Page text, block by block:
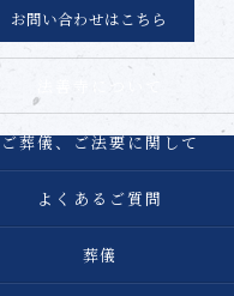
お問い合わせはこちら
ご葬儀、ご法要に関して
よくあるご質問
葬儀